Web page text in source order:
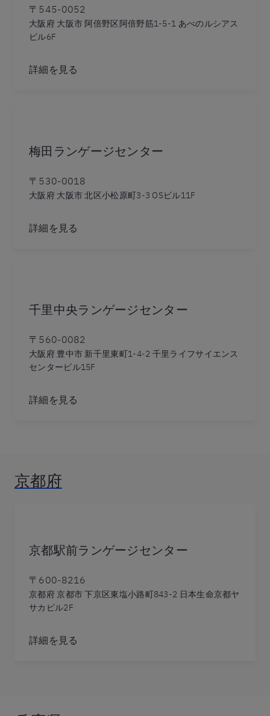
〒545-0052
大阪府 大阪市 阿倍野区阿倍野筋1-5-1 あべのルシアス
ビル6F
詳細を見る
梅田ランゲージセンター
〒530-0018
大阪府 大阪市 北区小松原町3-3 OSビル11F
詳細を見る
千里中央ランゲージセンター
〒560-0082
大阪府 豊中市 新千里東町1-4-2 千里ライフサイエンス
センタービル15F
詳細を見る
京都府
京都駅前ランゲージセンター
〒600-8216
京都府 京都市 下京区東塩小路町843-2 日本生命京都ヤ
サカビル2F
詳細を見る